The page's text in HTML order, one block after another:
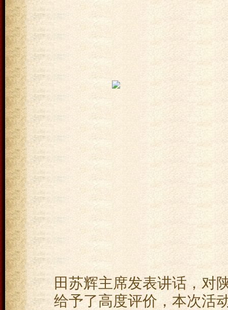
田苏辉主席发表讲话，对
给予了高度评价，本次活